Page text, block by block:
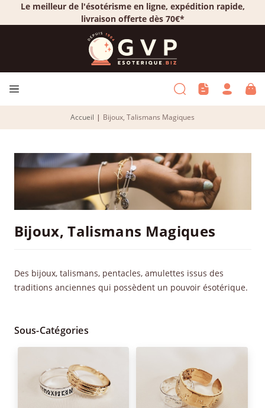
Le meilleur de l'ésotérisme en ligne, expédition rapide,
livraison offerte dès 70€*
Accueil | Bijoux, Talismans Magiques
Bijoux, Talismans Magiques
Des bijoux, talismans, pentacles, amulettes issus des
traditions anciennes qui possèdent un pouvoir ésotérique.
Sous-Catégories